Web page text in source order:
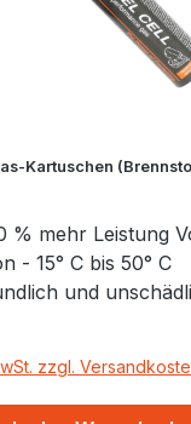
Kartuschen
% mehr Leistung
- 15° C bis 50° C
und
von - 15° C
Punkt" Zugelassene
mit geprüften
zzgl.